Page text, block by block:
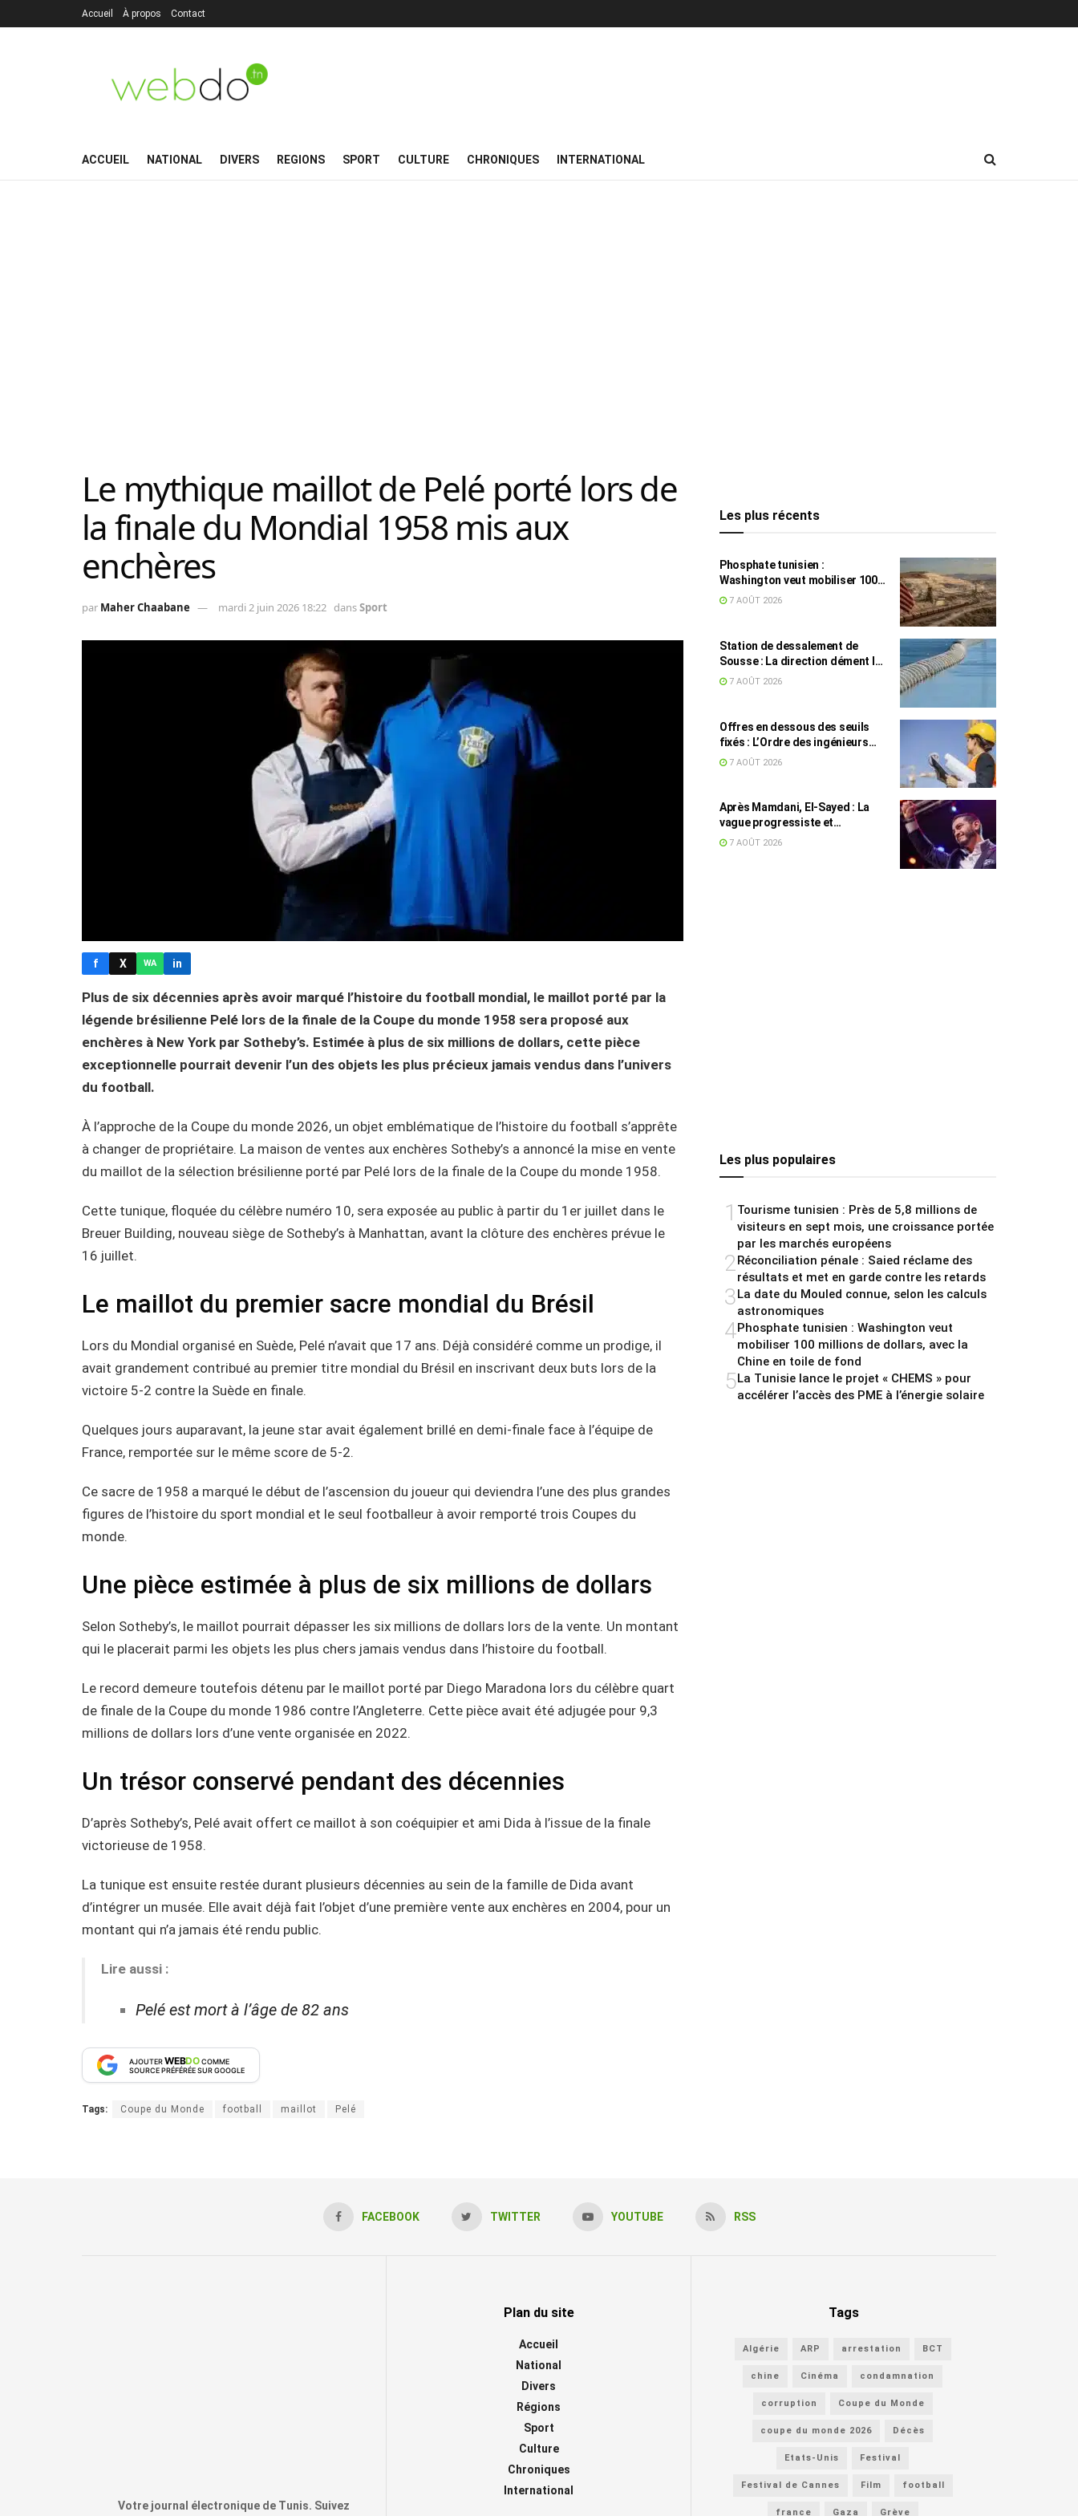
Accueil À propos Contact
ACCUEIL NATIONAL DIVERS REGIONS SPORT CULTURE CHRONIQUES INTERNATIONAL
Le mythique maillot de Pelé porté lors de
la finale du Mondial 1958 mis aux
enchères
par Maher Chaabane mardi 2 juin 2026 18:22 dansSport
f X WA in
Plus de six décennies après avoir marqué l’histoire du football mondial, le maillot porté par la
légende brésilienne Pelé lors de la finale de la Coupe du monde 1958 sera proposé aux
enchères à New York par Sotheby’s. Estimée à plus de six millions de dollars, cette pièce
exceptionnelle pourrait devenir l’un des objets les plus précieux jamais vendus dans l’univers
du football.
À l’approche de la Coupe du monde 2026, un objet emblématique de l’histoire du football s’apprête
à changer de propriétaire. La maison de ventes aux enchères Sotheby’s a annoncé la mise en vente
du maillot de la sélection brésilienne porté par Pelé lors de la finale de la Coupe du monde 1958.
Cette tunique, floquée du célèbre numéro 10, sera exposée au public à partir du 1er juillet dans le
Breuer Building, nouveau siège de Sotheby’s à Manhattan, avant la clôture des enchères prévue le
16 juillet.
Le maillot du premier sacre mondial du Brésil
Lors du Mondial organisé en Suède, Pelé n’avait que 17 ans. Déjà considéré comme un prodige, il
avait grandement contribué au premier titre mondial du Brésil en inscrivant deux buts lors de la
victoire 5-2 contre la Suède en finale.
Quelques jours auparavant, la jeune star avait également brillé en demi-finale face à l’équipe de
France, remportée sur le même score de 5-2.
Ce sacre de 1958 a marqué le début de l’ascension du joueur qui deviendra l’une des plus grandes
figures de l’histoire du sport mondial et le seul footballeur à avoir remporté trois Coupes du
monde.
Une pièce estimée à plus de six millions de dollars
Selon Sotheby’s, le maillot pourrait dépasser les six millions de dollars lors de la vente. Un montant
qui le placerait parmi les objets les plus chers jamais vendus dans l’histoire du football.
Le record demeure toutefois détenu par le maillot porté par Diego Maradona lors du célèbre quart
de finale de la Coupe du monde 1986 contre l’Angleterre. Cette pièce avait été adjugée pour 9,3
millions de dollars lors d’une vente organisée en 2022.
Un trésor conservé pendant des décennies
D’après Sotheby’s, Pelé avait offert ce maillot à son coéquipier et ami Dida à l’issue de la finale
victorieuse de 1958.
La tunique est ensuite restée durant plusieurs décennies au sein de la famille de Dida avant
d’intégrer un musée. Elle avait déjà fait l’objet d’une première vente aux enchères en 2004, pour un
montant qui n’a jamais été rendu public.
Lire aussi :
Pelé est mort à l’âge de 82 ans
AJOUTERWEBDOCOMME
SOURCE PRÉFÉRÉE SUR GOOGLE
Tags: Coupe du Monde football maillot Pelé
Les plus récents
Phosphate tunisien :
Washington veut mobiliser 100
millions de dollars, avec la Chine
7 AOÛT 2026
Station de dessalement de
Sousse : La direction dément les
rumeurs sur une eau impropre à
7 AOÛT 2026
Offres en dessous des seuils
fixés : L’Ordre des ingénieurs
hausse le ton
7 AOÛT 2026
Après Mamdani, El-Sayed : La
vague progressiste et
musulmane résiste à l’argent de
7 AOÛT 2026
Les plus populaires
1 Tourisme tunisien : Près de 5,8 millions de
visiteurs en sept mois, une croissance portée
par les marchés européens
2Réconciliation pénale : Saied réclame des
résultats et met en garde contre les retards
3La date du Mouled connue, selon les calculs
astronomiques
4Phosphate tunisien : Washington veut
mobiliser 100 millions de dollars, avec la
Chine en toile de fond
5La Tunisie lance le projet « CHEMS » pour
accélérer l’accès des PME à l’énergie solaire
FACEBOOK TWITTER YOUTUBE RSS
Votre journal électronique de Tunis. Suivez
Plan du site
Accueil
National
Divers
Régions
Sport
Culture
Chroniques
International
Tags
Algérie ARP arrestation BCT
chine Cinéma condamnation
corruption Coupe du Monde
coupe du monde 2026 Décès
Etats-Unis Festival
Festival de Cannes Film football
france Gaza Grève